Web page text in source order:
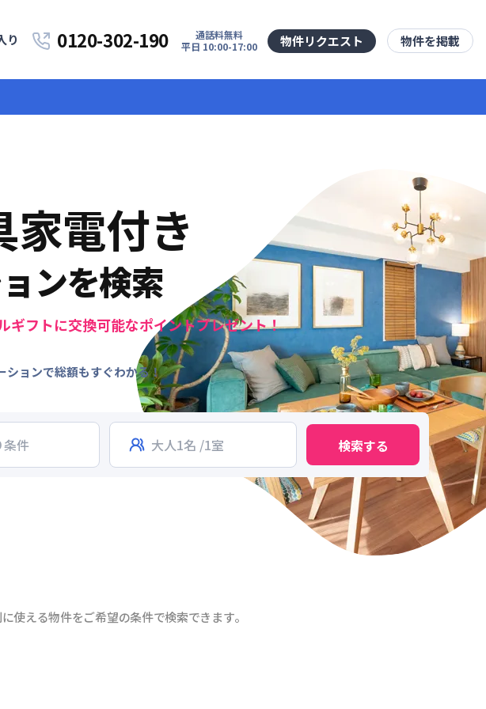
り 0120-302-190
通話料無料
平日 10:00-17:00
物件リクエスト 物件を掲載
家電付き
ンを検索
ギフトに交換可能なポイントプレゼント！
ションで総額もすぐわかる！
検索する
使える物件をご希望の条件で検索できます。